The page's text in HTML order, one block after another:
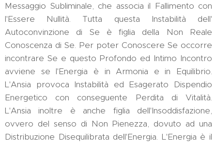
Messaggio Subliminale, che associa il Fallimento con
l'Essere Nullità. Tutta questa Instabilità dell'
Autoconvinzione di Se è figlia della Non Reale
Conoscenza di Se. Per poter Conoscere Se occorre
incontrare Se e questo Profondo ed Intimo Incontro
avviene se l'Energia è in Armonia e in Equilibrio.
L'Ansia provoca Instabilità ed Esagerato Dispendio
Energetico con conseguente Perdita di Vitalità.
L'Ansia inoltre è anche figlia dell'Insoddisfazione,
ovvero del senso di Non Pienezza, dovuto ad una
Distribuzione Disequilibrata dell'Energia. L'Energia è il